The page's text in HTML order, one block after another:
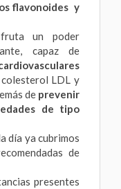
flavonoides y
un poder
capaz de
LDL y
de prevenir
de tipo
día ya cubrimos
de
presentes